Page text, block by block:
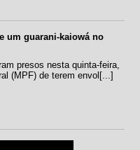
um guarani-kaiowá no
presos nesta quinta-feira,
(MPF) de terem envol[...]